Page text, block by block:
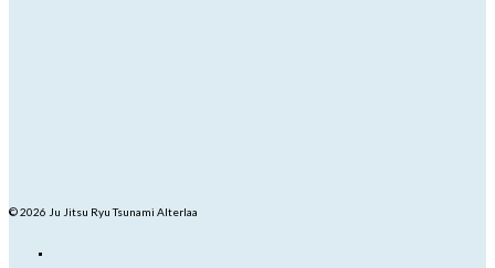
© 2026 Ju Jitsu Ryu Tsunami Alterlaa